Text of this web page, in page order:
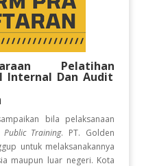
Pelatihan
Internal Dan Audit
bila pelaksanaan
Public Training. PT. Golden
untuk melaksanakannya
maupun luar negeri. Kota